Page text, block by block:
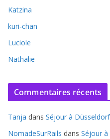
Katzina
kuri-chan
Luciole
Nathalie
Commentaires récents
Tanja dans Séjour à
NomadeSurRails dans Séjour